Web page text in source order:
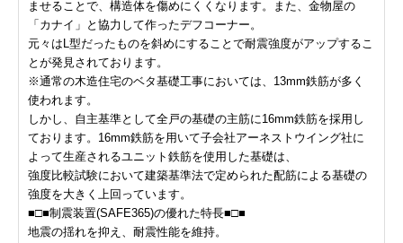
ませることで、構造体を傷めにくくなります。また、金物屋の
「カナイ」と協力して作ったデフコーナー。
元々はL型だったものを斜めにすることで耐震強度がアップするこ
とが発見されております。
※通常の木造住宅のベタ基礎工事においては、13mm鉄筋が多く
使われます。
しかし、自主基準として全戸の基礎の主筋に16mm鉄筋を採用し
ております。16mm鉄筋を用いて子会社アーネストウイング社に
よって生産されるユニット鉄筋を使用した基礎は、
強度比較試験において建築基準法で定められた配筋による基礎の
強度を大きく上回っています。
■□■制震装置(SAFE365)の優れた特長■□■
地震の揺れを抑え、耐震性能を維持。